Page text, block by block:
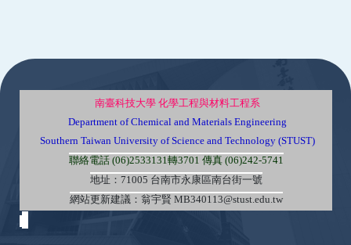
南臺科技大學 化學工程與材料工程系
Department of Chemical and Materials Engineering
Southern Taiwan University of Science and Technology (STUST)
聯絡電話 (06)2533131轉3701 傳真 (06)242-5741
地址：71005 台南市永康區南台街一號
網站更新建議：翁宇賢 MB340113@stust.edu.tw